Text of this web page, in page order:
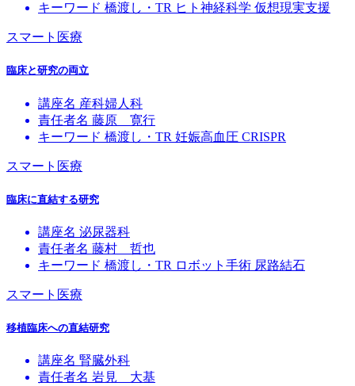
キーワード 橋渡し・TR ヒト神経科学 仮想現実支援
スマート医療
臨床と研究の両立
講座名 産科婦人科
責任者名 藤原 寛行
キーワード 橋渡し・TR 妊娠高血圧 CRISPR
スマート医療
臨床に直結する研究
講座名 泌尿器科
責任者名 藤村 哲也
キーワード 橋渡し・TR ロボット手術 尿路結石
スマート医療
移植臨床への直結研究
講座名 腎臓外科
責任者名 岩見 大基